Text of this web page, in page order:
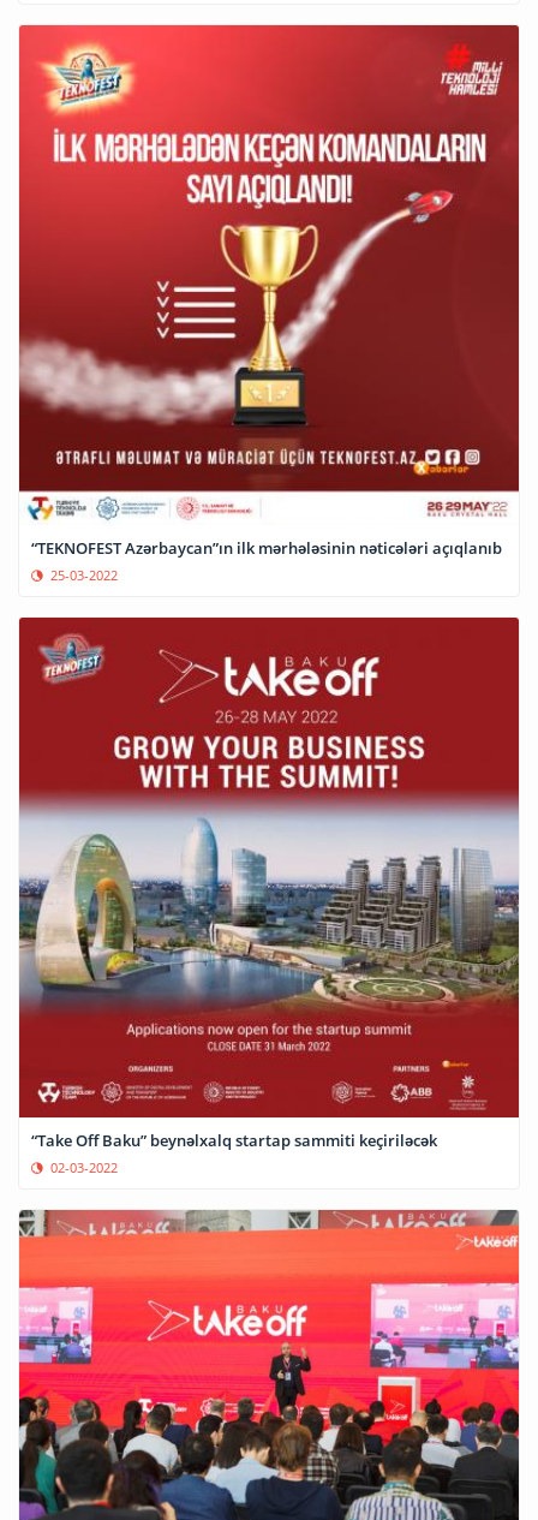
“TEKNOFEST Azərbaycan”ın ilk mərhələsinin nəticələri açıqlanıb
25-03-2022
“Take Off Baku” beynəlxalq startap sammiti keçiriləcək
02-03-2022